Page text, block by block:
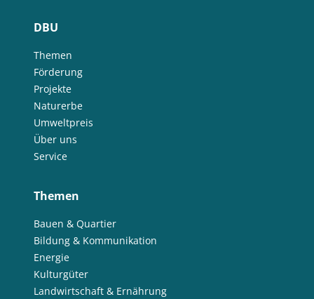
DBU
Themen
Förderung
Projekte
Naturerbe
Umweltpreis
Über uns
Service
Themen
Bauen & Quartier
Bildung & Kommunikation
Energie
Kulturgüter
Landwirtschaft & Ernährung